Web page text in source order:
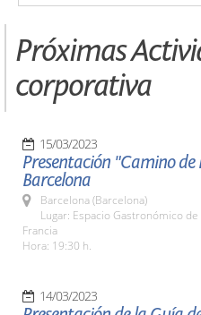
Próximas
corporativa
15/03/2023
Presentación "Camino de
Barcelona
Barcelona (Barcelona)
Lugar: Espacio Gastronómico
Francia
Hora: 19:30 h.
14/03/2023